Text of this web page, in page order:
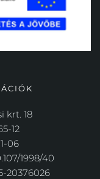
krt. 18
12
06
1998/40
20376026